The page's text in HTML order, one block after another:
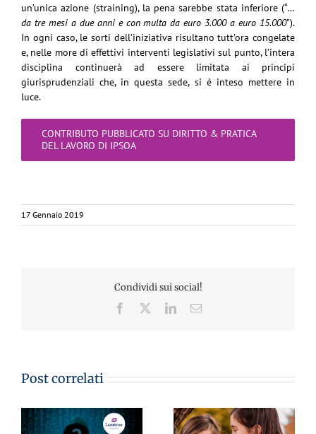
un’unica azione (straining), la pena sarebbe stata inferiore (“…
da tre mesi a due anni e con multa da euro 3.000 a euro 15.000”).
In ogni caso, le sorti dell’iniziativa risultano tutt’ora congelate
e, nelle more di effettivi interventi legislativi sul punto, l’intera
disciplina continuerà ad essere limitata ai principi
giurisprudenziali che, in questa sede, si è inteso mettere in
luce.
CONTRIBUTO PUBBLICATO SU DIRITTO & PRATICA
DEL LAVORO DI IPSOA
17 Gennaio 2019
Condividi sui social!
Facebook LinkedInEmail
Post correlati
MementoPiù di
Giuffré 03.05.2023 –